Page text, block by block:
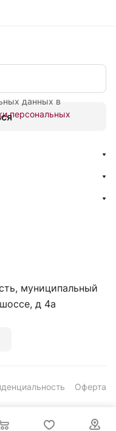
данных в
персональных
муниципальный
д 4а
Оферта